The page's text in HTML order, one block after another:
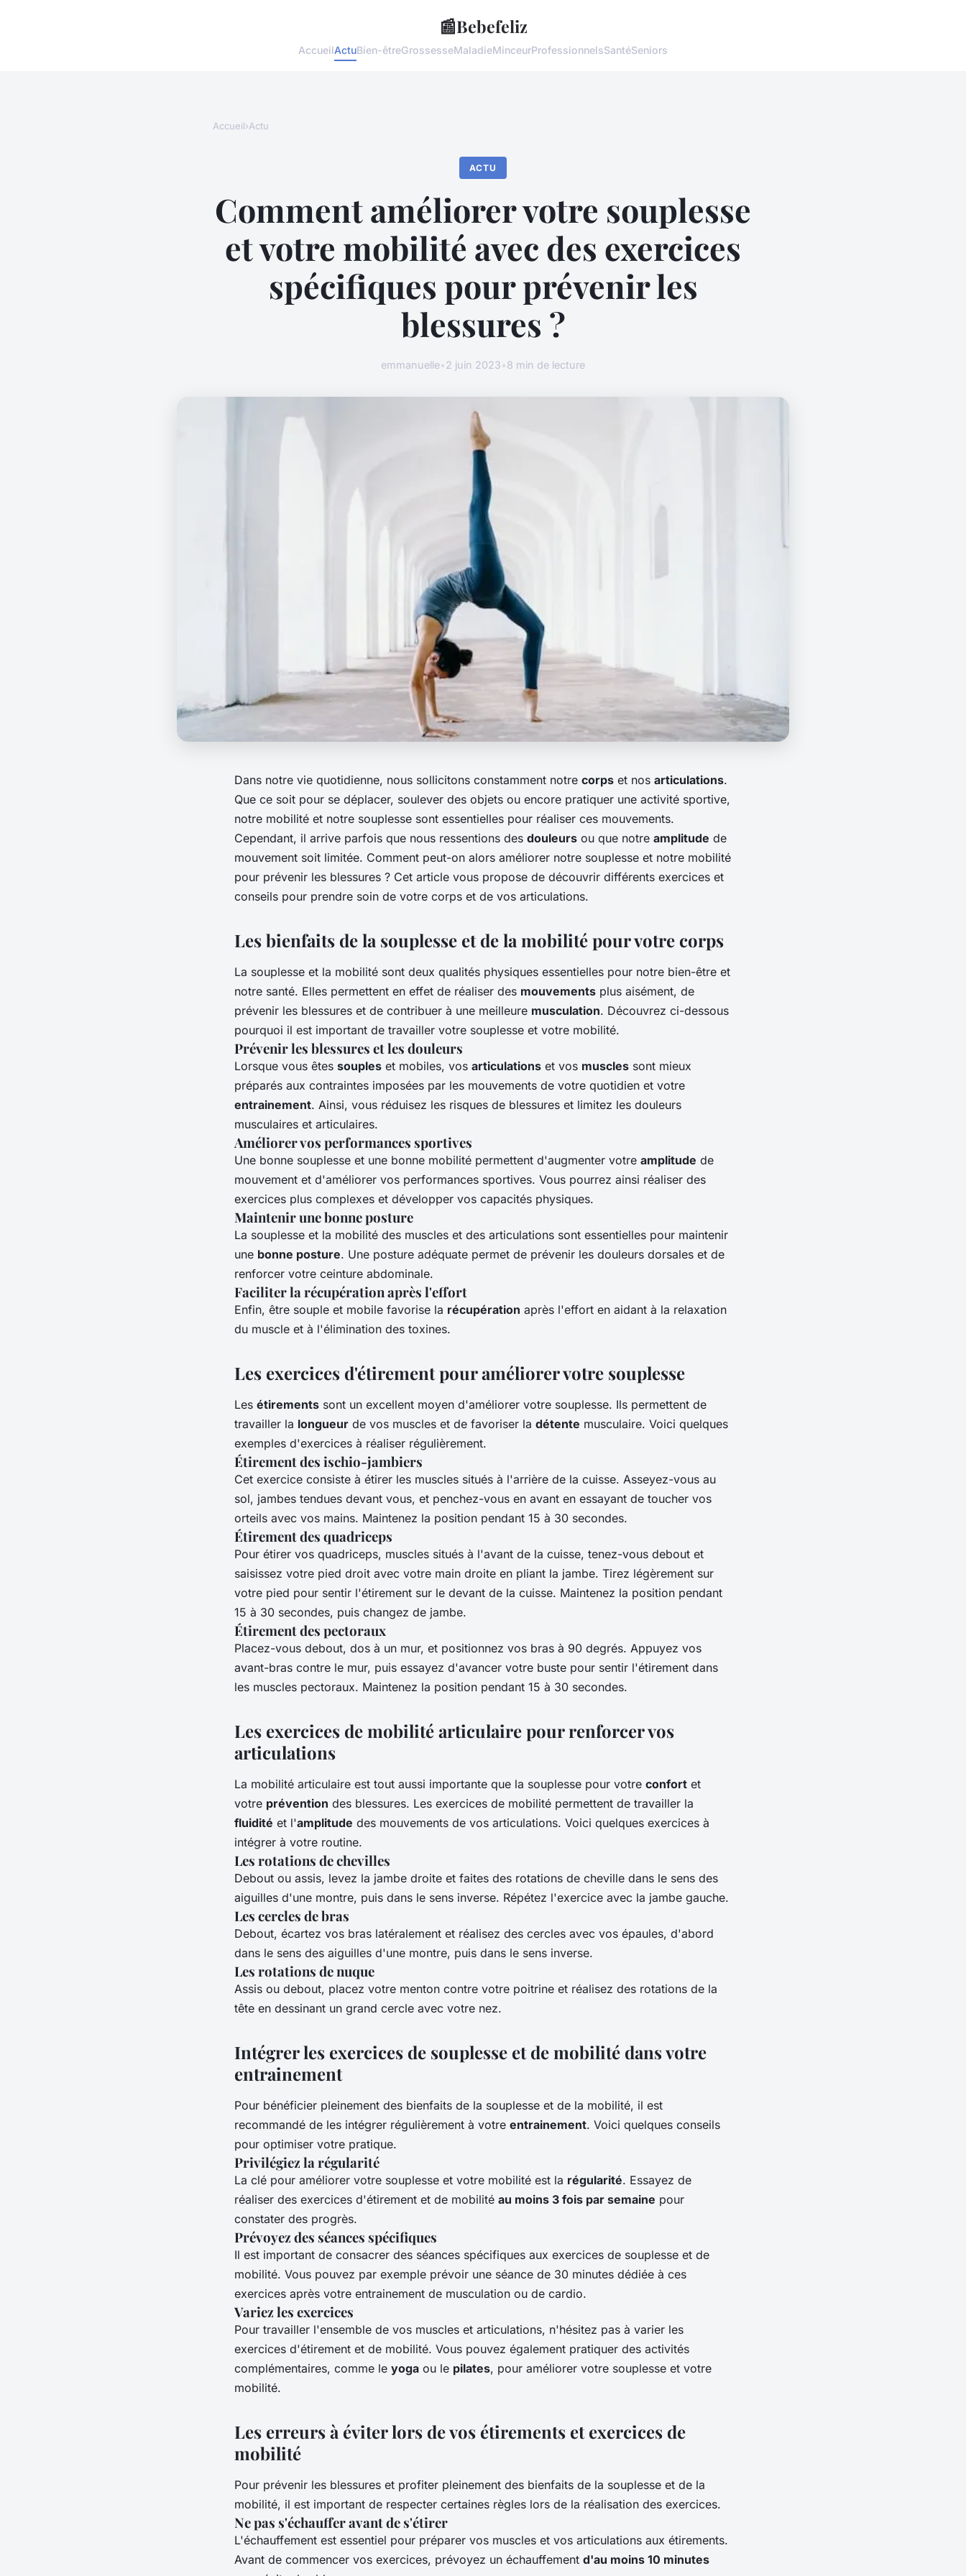
📰Bebefeliz
AccueilActuBien-êtreGrossesseMaladieMinceurProfessionnelsSantéSeniors
Accueil›Actu
ACTU
Comment améliorer votre souplesse
et votre mobilité avec des exercices
spécifiques pour prévenir les
blessures ?
emmanuelle•2 juin 2023•8 min de lecture
Dans notre vie quotidienne, nous sollicitons constamment notre corps et nos articulations.
Que ce soit pour se déplacer, soulever des objets ou encore pratiquer une activité sportive,
notre mobilité et notre souplesse sont essentielles pour réaliser ces mouvements.
Cependant, il arrive parfois que nous ressentions des douleurs ou que notre amplitude de
mouvement soit limitée. Comment peut-on alors améliorer notre souplesse et notre mobilité
pour prévenir les blessures ? Cet article vous propose de découvrir différents exercices et
conseils pour prendre soin de votre corps et de vos articulations.
Les bienfaits de la souplesse et de la mobilité pour votre corps
La souplesse et la mobilité sont deux qualités physiques essentielles pour notre bien-être et
notre santé. Elles permettent en effet de réaliser des mouvements plus aisément, de
prévenir les blessures et de contribuer à une meilleure musculation. Découvrez ci-dessous
pourquoi il est important de travailler votre souplesse et votre mobilité.
Prévenir les blessures et les douleurs
Lorsque vous êtes souples et mobiles, vos articulations et vos muscles sont mieux
préparés aux contraintes imposées par les mouvements de votre quotidien et votre
entrainement. Ainsi, vous réduisez les risques de blessures et limitez les douleurs
musculaires et articulaires.
Améliorer vos performances sportives
Une bonne souplesse et une bonne mobilité permettent d'augmenter votre amplitude de
mouvement et d'améliorer vos performances sportives. Vous pourrez ainsi réaliser des
exercices plus complexes et développer vos capacités physiques.
Maintenir une bonne posture
La souplesse et la mobilité des muscles et des articulations sont essentielles pour maintenir
une bonne posture. Une posture adéquate permet de prévenir les douleurs dorsales et de
renforcer votre ceinture abdominale.
Faciliter la récupération après l'effort
Enfin, être souple et mobile favorise la récupération après l'effort en aidant à la relaxation
du muscle et à l'élimination des toxines.
Les exercices d'étirement pour améliorer votre souplesse
Les étirements sont un excellent moyen d'améliorer votre souplesse. Ils permettent de
travailler la longueur de vos muscles et de favoriser la détente musculaire. Voici quelques
exemples d'exercices à réaliser régulièrement.
Étirement des ischio-jambiers
Cet exercice consiste à étirer les muscles situés à l'arrière de la cuisse. Asseyez-vous au
sol, jambes tendues devant vous, et penchez-vous en avant en essayant de toucher vos
orteils avec vos mains. Maintenez la position pendant 15 à 30 secondes.
Étirement des quadriceps
Pour étirer vos quadriceps, muscles situés à l'avant de la cuisse, tenez-vous debout et
saisissez votre pied droit avec votre main droite en pliant la jambe. Tirez légèrement sur
votre pied pour sentir l'étirement sur le devant de la cuisse. Maintenez la position pendant
15 à 30 secondes, puis changez de jambe.
Étirement des pectoraux
Placez-vous debout, dos à un mur, et positionnez vos bras à 90 degrés. Appuyez vos
avant-bras contre le mur, puis essayez d'avancer votre buste pour sentir l'étirement dans
les muscles pectoraux. Maintenez la position pendant 15 à 30 secondes.
Les exercices de mobilité articulaire pour renforcer vos
articulations
La mobilité articulaire est tout aussi importante que la souplesse pour votre confort et
votre prévention des blessures. Les exercices de mobilité permettent de travailler la
fluidité et l'amplitude des mouvements de vos articulations. Voici quelques exercices à
intégrer à votre routine.
Les rotations de chevilles
Debout ou assis, levez la jambe droite et faites des rotations de cheville dans le sens des
aiguilles d'une montre, puis dans le sens inverse. Répétez l'exercice avec la jambe gauche.
Les cercles de bras
Debout, écartez vos bras latéralement et réalisez des cercles avec vos épaules, d'abord
dans le sens des aiguilles d'une montre, puis dans le sens inverse.
Les rotations de nuque
Assis ou debout, placez votre menton contre votre poitrine et réalisez des rotations de la
tête en dessinant un grand cercle avec votre nez.
Intégrer les exercices de souplesse et de mobilité dans votre
entrainement
Pour bénéficier pleinement des bienfaits de la souplesse et de la mobilité, il est
recommandé de les intégrer régulièrement à votre entrainement. Voici quelques conseils
pour optimiser votre pratique.
Privilégiez la régularité
La clé pour améliorer votre souplesse et votre mobilité est la régularité. Essayez de
réaliser des exercices d'étirement et de mobilité au moins 3 fois par semaine pour
constater des progrès.
Prévoyez des séances spécifiques
Il est important de consacrer des séances spécifiques aux exercices de souplesse et de
mobilité. Vous pouvez par exemple prévoir une séance de 30 minutes dédiée à ces
exercices après votre entrainement de musculation ou de cardio.
Variez les exercices
Pour travailler l'ensemble de vos muscles et articulations, n'hésitez pas à varier les
exercices d'étirement et de mobilité. Vous pouvez également pratiquer des activités
complémentaires, comme le yoga ou le pilates, pour améliorer votre souplesse et votre
mobilité.
Les erreurs à éviter lors de vos étirements et exercices de
mobilité
Pour prévenir les blessures et profiter pleinement des bienfaits de la souplesse et de la
mobilité, il est important de respecter certaines règles lors de la réalisation des exercices.
Ne pas s'échauffer avant de s'étirer
L'échauffement est essentiel pour préparer vos muscles et vos articulations aux étirements.
Avant de commencer vos exercices, prévoyez un échauffement d'au moins 10 minutes